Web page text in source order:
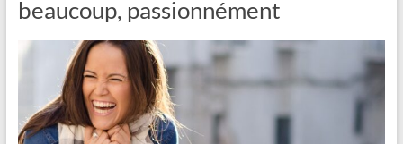
beaucoup, passionnément